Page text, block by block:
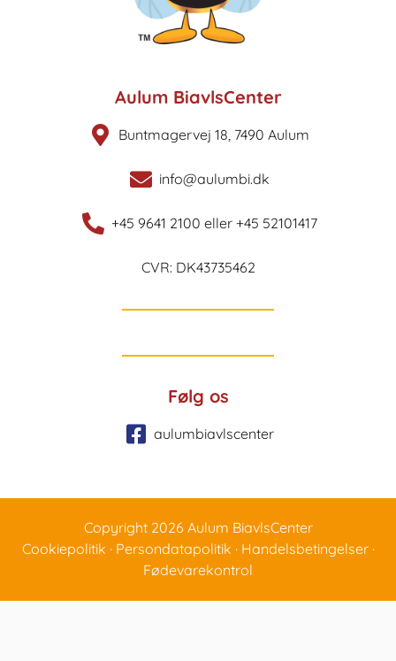
Aulum BiavlsCenter
Buntmagervej 18, 7490 Aulum
info@aulumbi.dk
+45 9641 2100 eller +45 52101417
CVR: DK43735462
Følg os
aulumbiavlscenter
Copyright 2026 Aulum BiavlsCenter
Cookiepolitik · Persondatapolitik · Handelsbetingelser·
Fødevarekontrol